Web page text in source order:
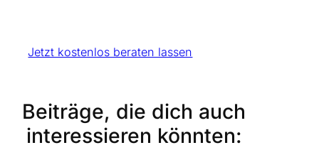
Jetzt kostenlos beraten lassen
Beiträge, die dich auch
interessieren könnten: